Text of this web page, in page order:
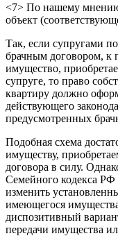
<7> По нашему
объект
Так, если супругами
брачным договором, к
имущество,
супруге, то право
квартиру должно
действующего
предусмотренных
Подобная схема
имуществу,
договора в силу.
Семейного кодекса
изменить
имеющегося
диспозитивный
передачи имущества